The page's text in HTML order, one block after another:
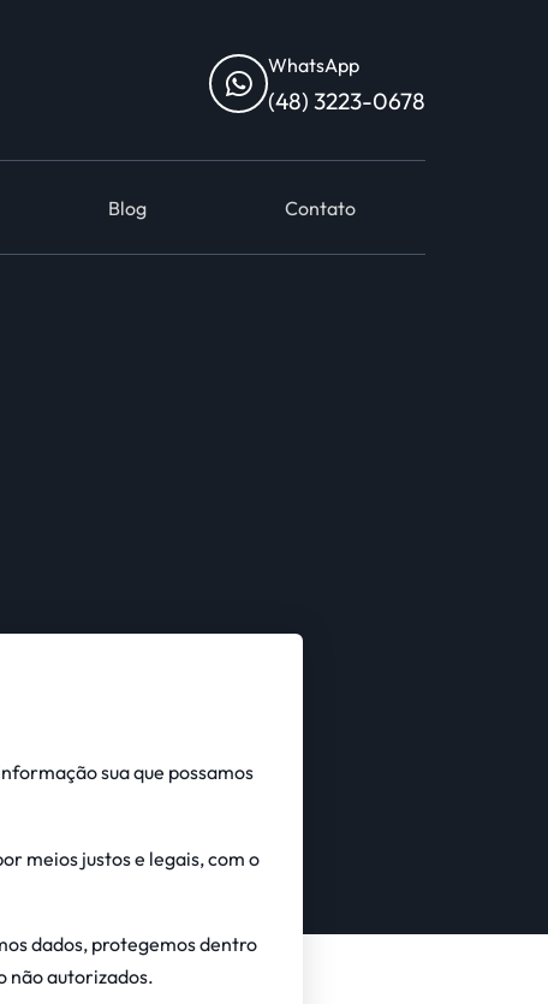
WhatsApp
(48) 3223-0678
Blog Contato
sua que possamos
meios justos e legais, com o
dados, protegemos dentro
não autorizados.